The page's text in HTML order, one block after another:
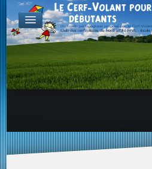
FABRICATION
Exemple d'atelier & de projets
Familles de Cerf-Volant
ENVOL & PILOTAGE
Envol & Aérologie